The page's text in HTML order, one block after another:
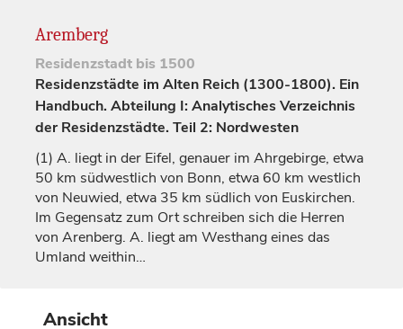
Aremberg
Residenzstadt bis 1500
Residenzstädte im Alten Reich (1300-1800). Ein
Handbuch. Abteilung I: Analytisches Verzeichnis
der Residenzstädte. Teil 2: Nordwesten
(1) A. liegt in der Eifel, genauer im Ahrgebirge, etwa
50 km südwestlich von Bonn, etwa 60 km westlich
von Neuwied, etwa 35 km südlich von Euskirchen.
Im Gegensatz zum Ort schreiben sich die Herren
von Arenberg. A. liegt am Westhang eines das
Umland weithin…
Ansicht